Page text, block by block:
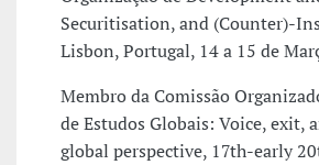
Securitisation, and (Counter)-
Lisbon, Portugal, 14 a 15 de
Membro da Comissão
de Estudos Globais: Voice, exit,
global perspective, 17th-early